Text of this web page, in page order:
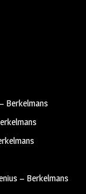
Berkelmans
– Berkelmans